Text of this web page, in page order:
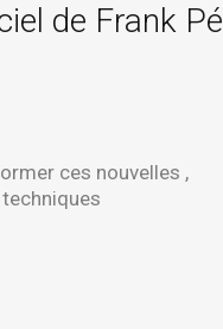
de Frank Pé
ces nouvelles ,